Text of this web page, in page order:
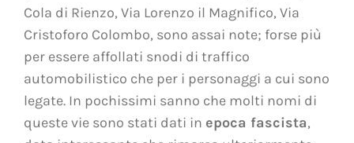
Cola di Rienzo, Via Lorenzo il Magnifico, Via
Cristoforo Colombo, sono assai note; forse più
per essere affollati snodi di traffico
automobilistico che per i personaggi a cui sono
legate. In pochissimi sanno che molti nomi di
queste vie sono stati dati in epoca fascista,